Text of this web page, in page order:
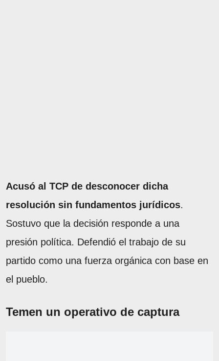
Acusó al TCP de desconocer dicha
resolución sin fundamentos jurídicos.
Sostuvo que la decisión responde a una
presión política. Defendió el trabajo de su
partido como una fuerza orgánica con base en
el pueblo.
Temen un operativo de captura